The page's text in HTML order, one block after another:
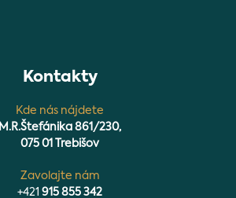
Kontakty
Kde nás nájdete
M.R.Štefánika 861/230,
075 01 Trebišov
Zavolajte nám
+421 915 855 342